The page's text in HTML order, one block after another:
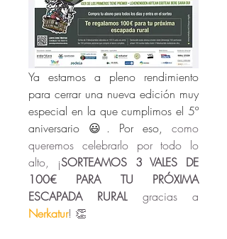
Ya estamos a pleno rendimiento
para cerrar una nueva edición muy
especial en la que cumplimos el 5º
aniversario 😃. Por eso, como
queremos celebrarlo por todo lo
alto,
¡SORTEAMOS 3 VALES DE
100€ PARA TU PRÓXIMA
ESCAPADA RURAL
Nerkatur! 👏